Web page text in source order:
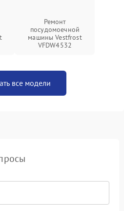
Ремонт
посудомоечной
машины Vestfrost
VFDW4532
все модели